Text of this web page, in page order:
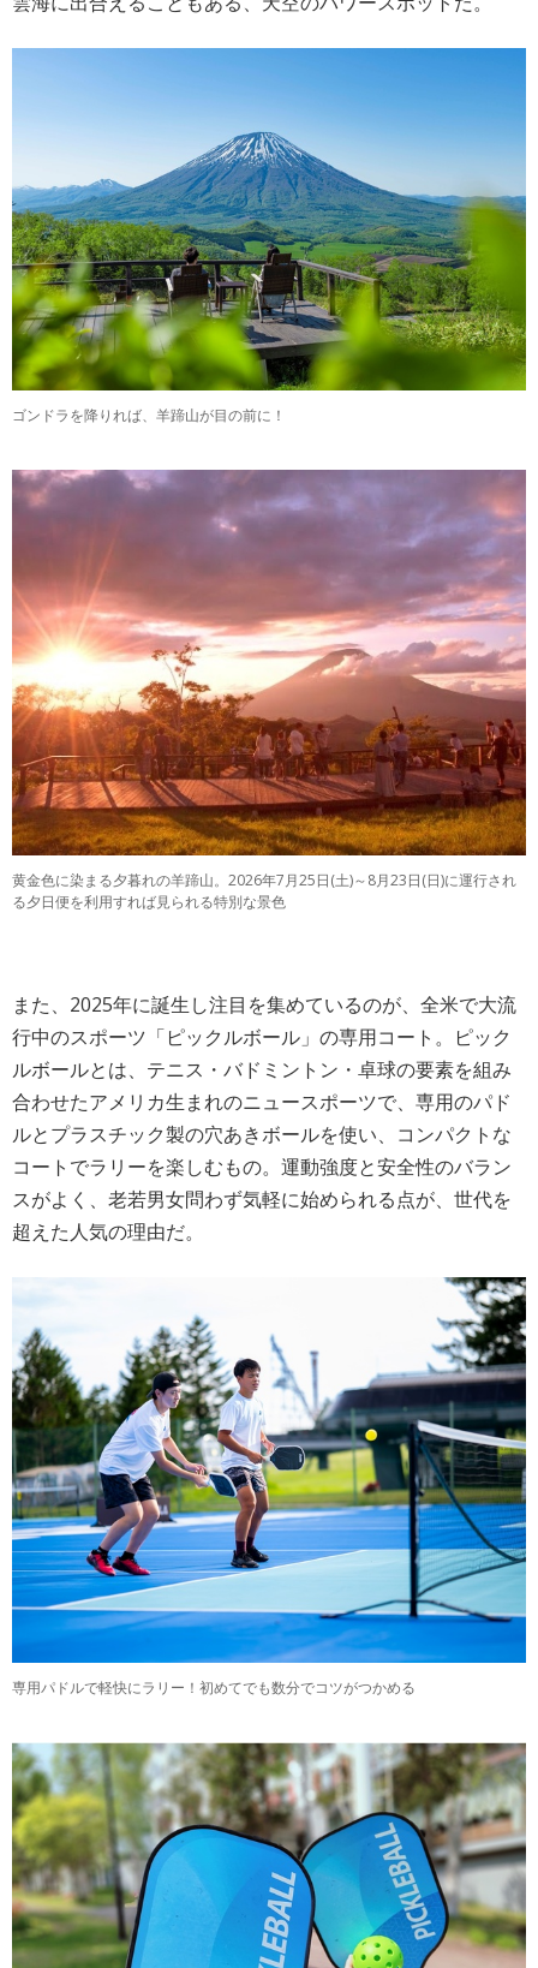
ゴンドラを降りれば、羊蹄山が目の前に！
黄金色に染まる夕暮れの羊蹄山。2026年7月25日(土)～8月23日(日)に運行され
る夕日便を利用すれば見られる特別な景色
また、2025年に誕生し注目を集めているのが、全米で大流
行中のスポーツ「ピックルボール」の専用コート。ピック
ルボールとは、テニス・バドミントン・卓球の要素を組み
合わせたアメリカ生まれのニュースポーツで、専用のパド
ルとプラスチック製の穴あきボールを使い、コンパクトな
コートでラリーを楽しむもの。運動強度と安全性のバラン
スがよく、老若男女問わず気軽に始められる点が、世代を
超えた人気の理由だ。
専用パドルで軽快にラリー！初めてでも数分でコツがつかめる